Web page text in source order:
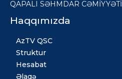
QAPALI SƏHMDAR CƏMİYYƏTİ
Haqqımızda
AzTV QSC
Struktur
Hesabat
Əlaqə